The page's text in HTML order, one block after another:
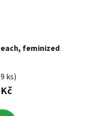
feminized
ks)